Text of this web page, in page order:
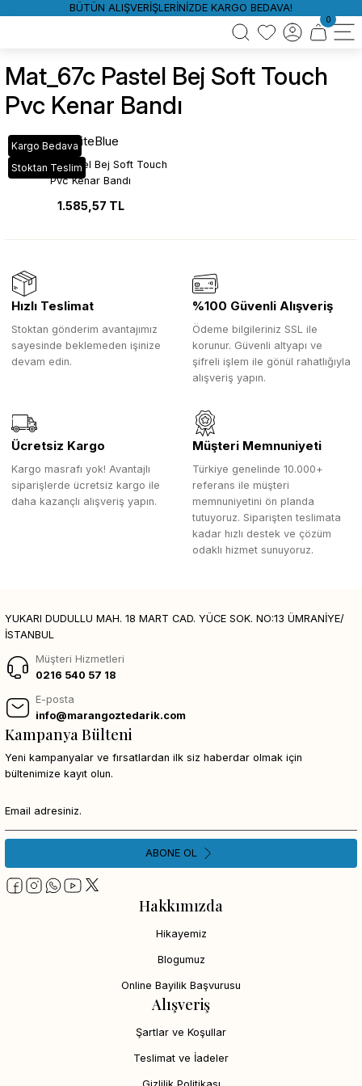
BÜTÜN ALIŞVERİŞLERİNİZDE KARGO BEDAVA!
0
Mat_67c Pastel Bej Soft Touch
Pvc Kenar Bandı
Kargo Bedava
Stoktan Teslim
WhiteBlue
Mat_67C Pastel Bej Soft Touch
Pvc Kenar Bandı
1.585,57 TL
Hızlı Teslimat
Stoktan gönderim avantajımız
sayesinde beklemeden işinize
devam edin.
%100 Güvenli Alışveriş
Ödeme bilgileriniz SSL ile
korunur. Güvenli altyapı ve
şifreli işlem ile gönül rahatlığıyla
alışveriş yapın.
Ücretsiz Kargo
Kargo masrafı yok! Avantajlı
siparişlerde ücretsiz kargo ile
daha kazançlı alışveriş yapın.
Müşteri Memnuniyeti
Türkiye genelinde 10.000+
referans ile müşteri
memnuniyetini ön planda
tutuyoruz. Siparişten teslimata
kadar hızlı destek ve çözüm
odaklı hizmet sunuyoruz.
YUKARI DUDULLU MAH. 18 MART CAD. YÜCE SOK. NO:13 ÜMRANİYE/
İSTANBUL
Müşteri Hizmetleri
0216 540 57 18
E-posta
info@marangoztedarik.com
Hakkımızda
Hikayemiz
Blogumuz
Online Bayilik Başvurusu
Alışveriş
Şartlar ve Koşullar
Teslimat ve İadeler
Kampanya Bülteni
Yeni kampanyalar ve fırsatlardan ilk siz haberdar olmak için
bültenimize kayıt olun.
ABONE OL